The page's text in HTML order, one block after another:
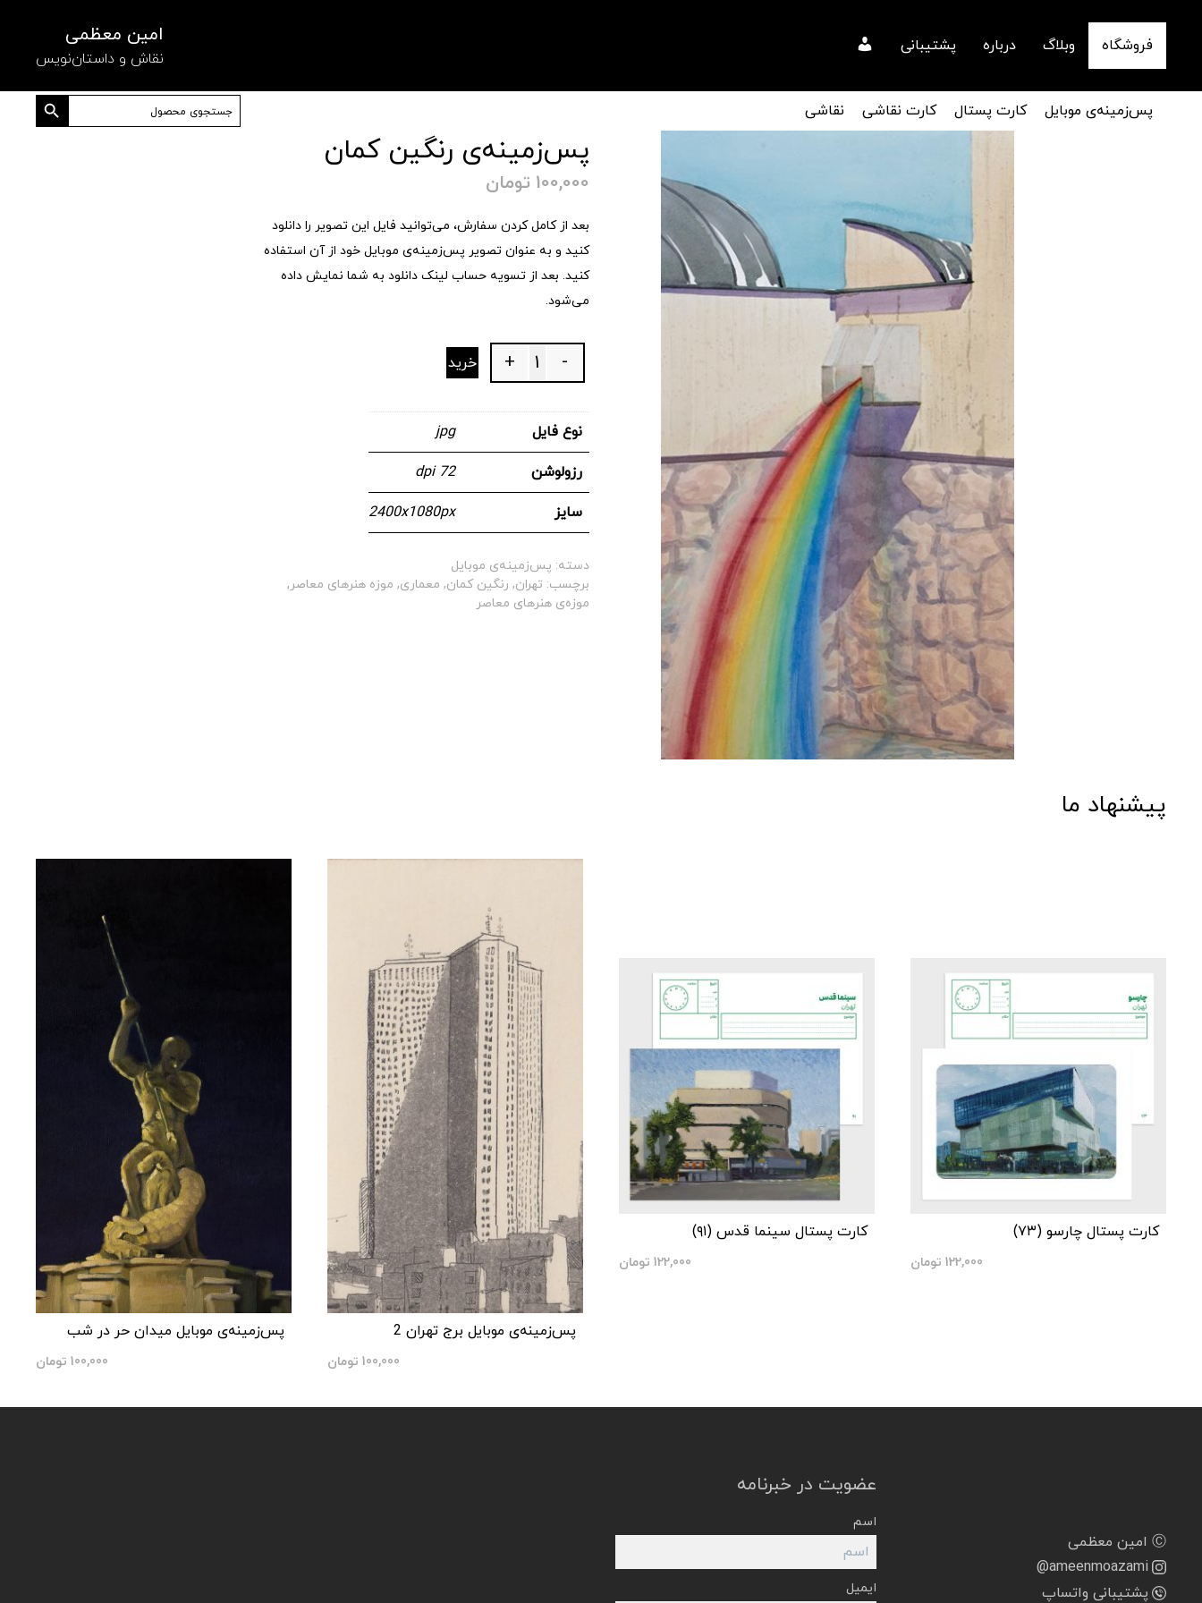
فروشگاه وبلاگ درباره پشتیبانی امین معظمی
نقاش و داستان‌نویس
پس‌زمینه‌ی موبایل کارت پستال کارت نقاشی نقاشی جستجو
برای:
دکمه جستجو
پس‌زمینه‌ی رنگین کمان
100,000 تومان
بعد از کامل کردن سفارش، می‌توانید فایل این تصویر را دانلود
کنید و به عنوان تصویر پس‌زمینه‌ی موبایل خود از آن استفاده
کنید. بعد از تسویه حساب لینک دانلود به شما نمایش داده
می‌شود.
Quantity -
+ خرید
نوع فایل jpg
رزولوشن 72 dpi
سایز 2400x1080px
دسته: پس‌زمینه‌ی موبایل
برچسب: تهران, رنگین کمان, معماری, موزه هنرهای معاصر ,
موزه‌ی هنرهای معاصر
پیشنهاد ما
کارت پستال چارسو (۷۳)
122,000 تومان
کارت پستال سینما قدس (۹۱)
122,000 تومان
پس‌زمینه‌ی موبایل برج تهران 2
100,000 تومان
پس‌زمینه‌ی موبایل میدان حر در شب
100,000 تومان
Ⓒ امین معظمی
@ameenmoazami
پشتیبانی واتساپ
عضویت در خبرنامه
اسم
ایمیل